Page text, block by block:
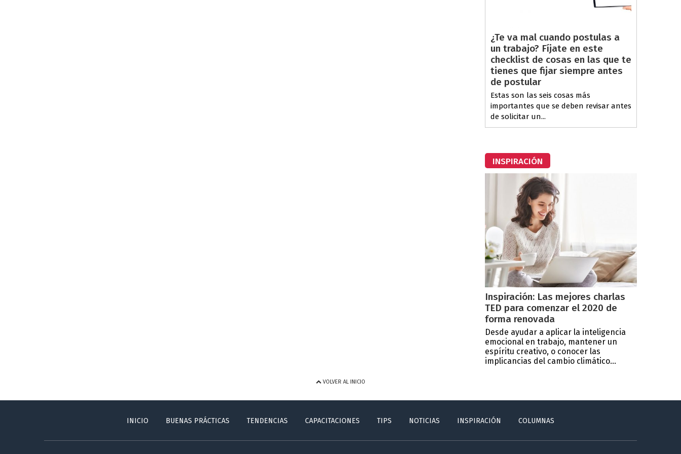
¿Te va mal cuando postulas a
un trabajo? Fíjate en este
checklist de cosas en las que te
tienes que fijar siempre antes
de postular
Estas son las seis cosas más
importantes que se deben revisar antes
de solicitar un...
INSPIRACIÓN
Inspiración: Las mejores charlas
TED para comenzar el 2020 de
forma renovada
Desde ayudar a aplicar la inteligencia
emocional en trabajo, mantener un
espíritu creativo, o conocer las
implicancias del cambio climático...
VOLVER AL INICIO
INICIO BUENAS PRÁCTICAS TENDENCIAS CAPACITACIONES TIPS NOTICIAS INSPIRACIÓN COLUMNAS